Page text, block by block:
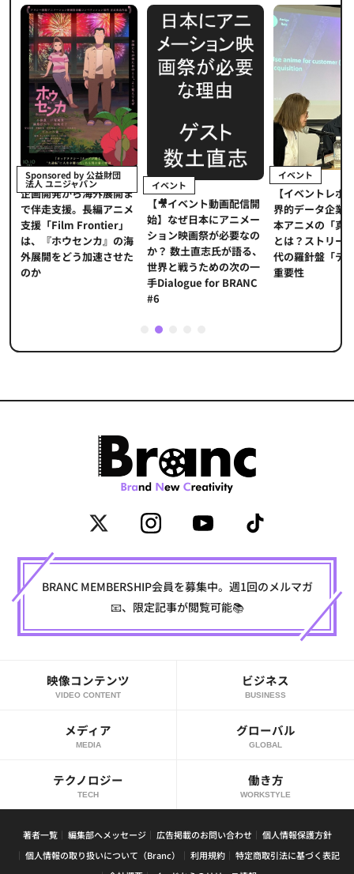
Sponsored by 公益財団
法人 ユニジャパン
企画開発から海外展開ま
で伴走支援。長編アニメ
支援「Film Frontier」
は、『ホウセンカ』の海
外展開をどう加速させた
のか
イベント
【🎥イベント動画配信開
始】なぜ日本にアニメー
ション映画祭が必要なの
か？ 数土直志氏が語る、
世界と戦うための次の一
手Dialogue for BRANC
#6
イベント
【イベントレポ
界的データ企業
本アニメの「真
とは？ストリー
代の羅針盤「デ
重要性
2
BRANC MEMBERSHIP会員を募集中。週1回のメルマガ
📧、限定記事が閲覧可能📚
映像コンテンツ
VIDEO CONTENT
ビジネス
BUSINESS
メディア
MEDIA
グローバル
GLOBAL
テクノロジー
TECH
働き方
WORKSTYLE
著者一覧 編集部へメッセージ 広告掲載のお問い合わせ
個人情報保護方針
個人情報の取り扱いについて（Branc）
利用規約
特定商取引法に基づく表記